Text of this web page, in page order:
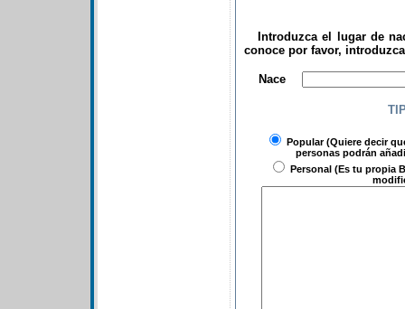
Introduzca el lugar de
conoce por favor,
Nace
Popular(Quiere decir
personas podrán
Personal (Es tu propia